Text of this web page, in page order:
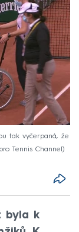
tak vyčerpaná, že
Tennis Channel
byla k